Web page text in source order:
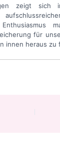
zeigt sich
für
innen heraus zu